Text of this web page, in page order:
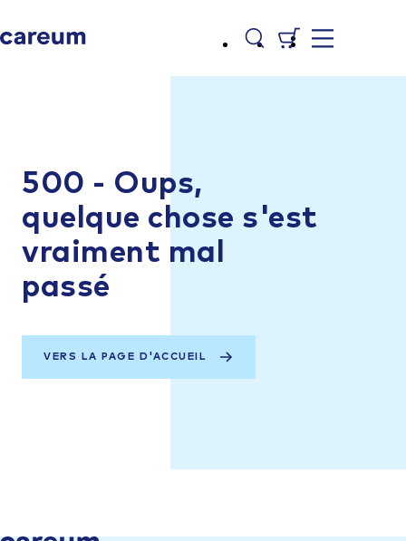
500 - Oups,
quelque chose s'est
vraiment mal
passé
VERS LA PAGE D'ACCUEIL